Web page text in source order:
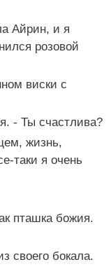
Айрин, и я
розовой
виски с
- Ты счастлива?
жизнь,
таки я очень
пташка божия.
своего бокала.